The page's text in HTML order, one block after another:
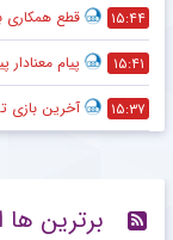
۱۵:۴۴ قطع همکاری
۱۵:۴۱ پیام معنادار
۱۵:۳۷ آخرین بازی
برترین